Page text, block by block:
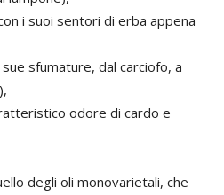
i suoi sentori di erba appena
sfumature, dal carciofo, a
odore di cardo e
degli oli monovarietali, che